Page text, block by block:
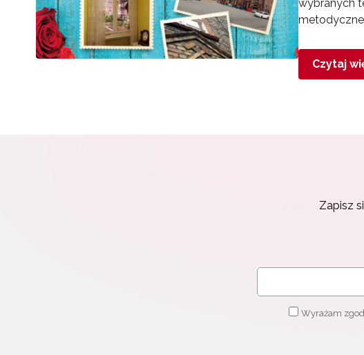
wybranych
Czytaj
Zapisz
Wyrażam